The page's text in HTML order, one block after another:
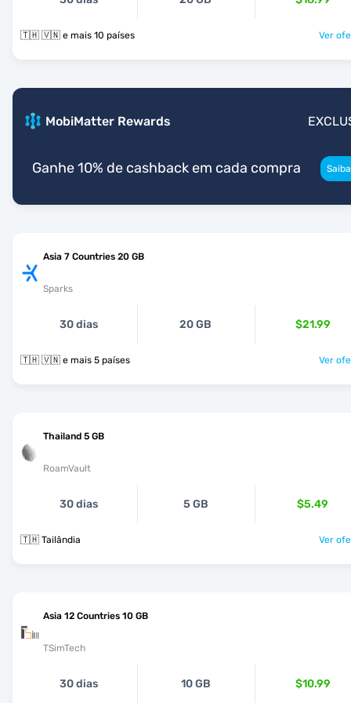
🇹🇭 🇻🇳 e mais 10 países Ver
MobiMatter Rewards
Ganhe 10% de cashback em cada compra
Asia 7 Countries 20 GB
Sparks
30 dias 20 GB $21.99
🇹🇭 🇻🇳 e mais 5 países Ver
Thailand 5 GB
RoamVault
30 dias 5 GB $5.49
🇹🇭 Tailândia Ver
Asia 12 Countries 10 GB
TSimTech
30 dias 10 GB $10.99